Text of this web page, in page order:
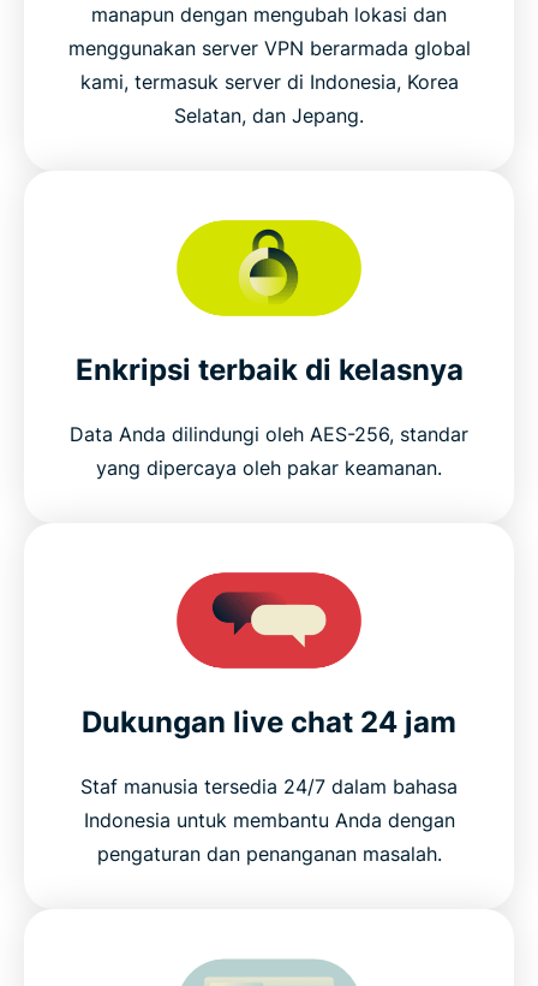
manapun dengan mengubah lokasi dan
menggunakan server VPN berarmada global
kami, termasuk server di Indonesia, Korea
Selatan, dan Jepang.
Enkripsi terbaik di kelasnya
Data Anda dilindungi oleh AES-256, standar
yang dipercaya oleh pakar keamanan.
Dukungan live chat 24 jam
Staf manusia tersedia 24/7 dalam bahasa
Indonesia untuk membantu Anda dengan
pengaturan dan penanganan masalah.